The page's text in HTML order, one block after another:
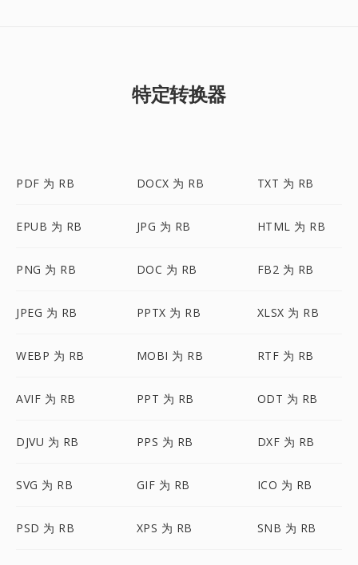
特定转换器
PDF 为 RB DOCX 为 RB TXT 为 RB
EPUB 为 RB JPG 为 RB HTML 为 RB
PNG 为 RB DOC 为 RB FB2 为 RB
JPEG 为 RB PPTX 为 RB XLSX 为 RB
WEBP 为 RB MOBI 为 RB RTF 为 RB
AVIF 为 RB PPT 为 RB ODT 为 RB
DJVU 为 RB PPS 为 RB DXF 为 RB
SVG 为 RB GIF 为 RB ICO 为 RB
PSD 为 RB XPS 为 RB SNB 为 RB